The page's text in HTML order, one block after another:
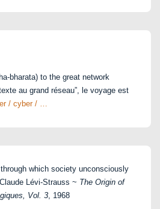
bharata) to the great network
au grand réseau”, le voyage est
/ cyber / …
which society unconsciously
Lévi-Strauss ~ The Origin of
Vol. 3 , 1968